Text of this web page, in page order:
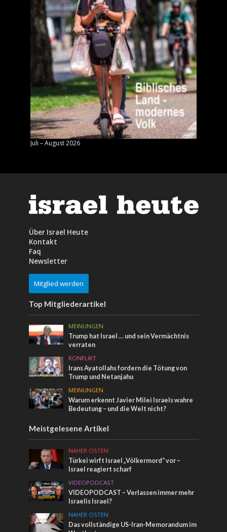
Juli – August 2026
Über Israel Heute
Kontakt
Faq
Newsletter
Mitglied werden
Top Mitgliederartikel
MEINUNGEN
Trump hat Israel … und sein Vermächtnis
verraten
KONFLIKT
Irans Ayatollahs fordern die Tötung von
Trump und Netanjahu
MEINUNGEN
Warum erkennt Javier Milei Israels wahre
Bedeutung – und die Welt nicht?
Meistgelesene Artikel
NAHER OSTEN
Türkei wirft Israel „Völkermord“ vor –
Israel reagiert scharf
VIDEOPODCAST
VIDEOPODCAST – Verlassen immer mehr
Israelis Israel?
NAHER OSTEN
Das vollständige US-Iran-Memorandum im